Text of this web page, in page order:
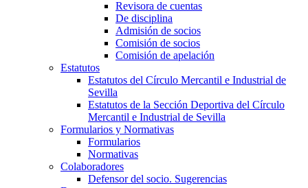
Revisora de cuentas
De disciplina
Admisión de socios
Comisión de socios
Comisión de apelación
Estatutos
Estatutos del Círculo Mercantil e Industrial de
Sevilla
Estatutos de la Sección Deportiva del Círculo
Mercantil e Industrial de Sevilla
Formularios y Normativas
Formularios
Normativas
Colaboradores
Defensor del socio. Sugerencias